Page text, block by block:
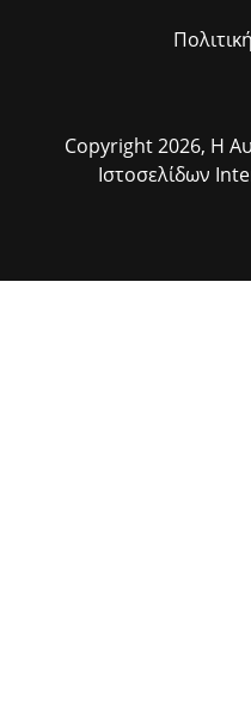
Copyright 2026, Η
Ιστοσελίδων